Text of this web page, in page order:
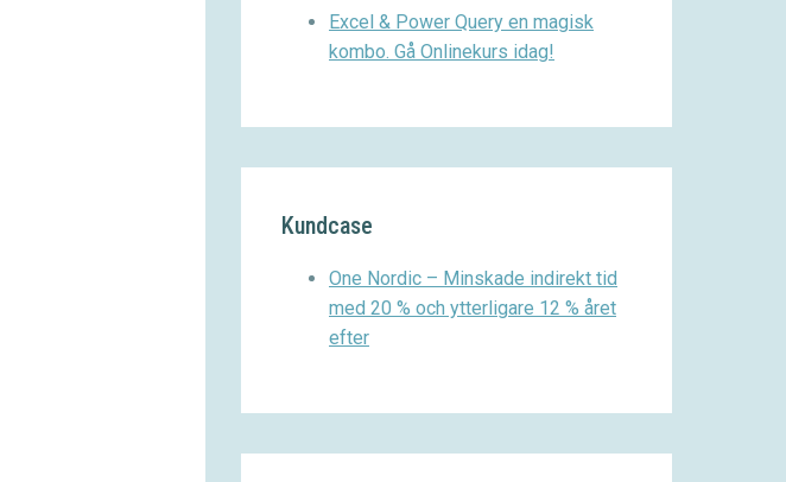
Excel & Power Query en magisk
kombo. Gå Onlinekurs idag!
Kundcase
One Nordic – Minskade indirekt tid
med 20 % och ytterligare 12 % året
efter